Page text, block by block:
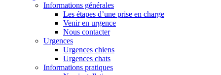
Informations générales
Les étapes d’une prise en charge
Venir en urgence
Nous contacter
Urgences
Urgences chiens
Urgences chats
Informations pratiques